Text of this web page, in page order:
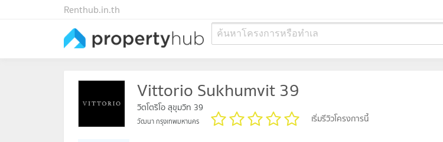
Renthub.in.th
ค้นหาโครงการหรือทำเล
Vittorio Sukhumvit 39
วิตโตริโอ สุขุมวิท 39
วัฒนา กรุงเทพมหานคร เริ่มรีวิวโครงการนี้